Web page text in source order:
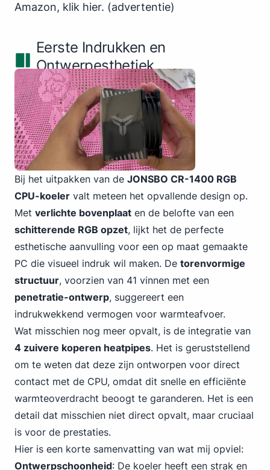
Amazon, klik hier. (advertentie)
Eerste Indrukken en
Ontwerpesthetiek
Bij het uitpakken van de JONSBO CR-1400 RGB
CPU-koeler valt meteen het opvallende design op.
Met verlichte bovenplaat en de belofte van een
schitterende RGB opzet, lijkt het de perfecte
esthetische aanvulling voor een op maat gemaakte
PC die visueel indruk wil maken. De torenvormige
structuur, voorzien van 41 vinnen met een
penetratie-ontwerp, suggereert een
indrukwekkend vermogen voor warmteafvoer.
Wat misschien nog meer opvalt, is de integratie van
4 zuivere koperen heatpipes. Het is geruststellend
om te weten dat deze zijn ontworpen voor direct
contact met de CPU, omdat dit snelle en efficiënte
warmteoverdracht beoogt te garanderen. Het is een
detail dat misschien niet direct opvalt, maar cruciaal
is voor de prestaties.
Hier is een korte samenvatting van wat mij opviel:
Ontwerpschoonheid: De koeler heeft een strak en